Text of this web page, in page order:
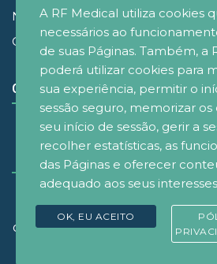
Noticias
Contato
CONECTE-SE
© Copyrignt 2021 - RF
direitos reservados.
Design e
A RF Medical utiliza cookies
necessários ao
de suas Páginas. Também, a
poderá utilizar cookies para
sua experiência, permitir o
sessão seguro, memorizar
seu início de sessão, gerir a
recolher estatísticas, as
das Páginas e oferecer
adequado aos seus
OK, EU ACEITO